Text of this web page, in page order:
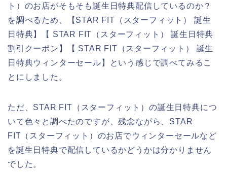
ト）のお店がそもそも誕生日特典配信しているのか？
を調べるため、【STAR FIT（スターフィット） 誕生
日特典】【 STAR FIT（スターフィット） 誕生日特典
割引クーポン】【 STAR FIT（スターフィット） 誕生
日特典ウィンターセール】という感じで調べてみるこ
とにしました。
ただ、STAR FIT（スターフィット）の誕生日特典につ
いて色々と調べたのですが、残念ながら、STAR
FIT（スターフィット）のお店でウィンターセールなど
を誕生日特典で配信しているかどうかは分かりません
でした。